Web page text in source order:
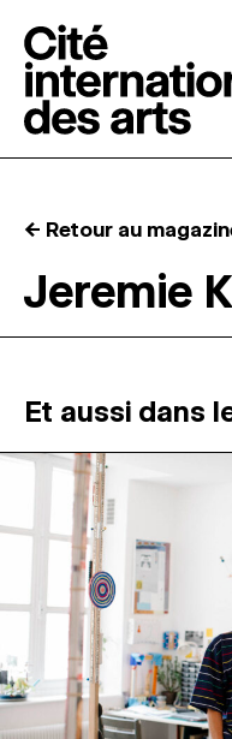
RÉSIDENCES ↓
ATELIERS OUVERTS
PROGRAMMATION
MAGAZINE
ESPACES DE
Recherche
← Retour au
Jeremie
Et aussi dans